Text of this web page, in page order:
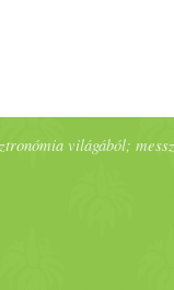
a
a
világából;